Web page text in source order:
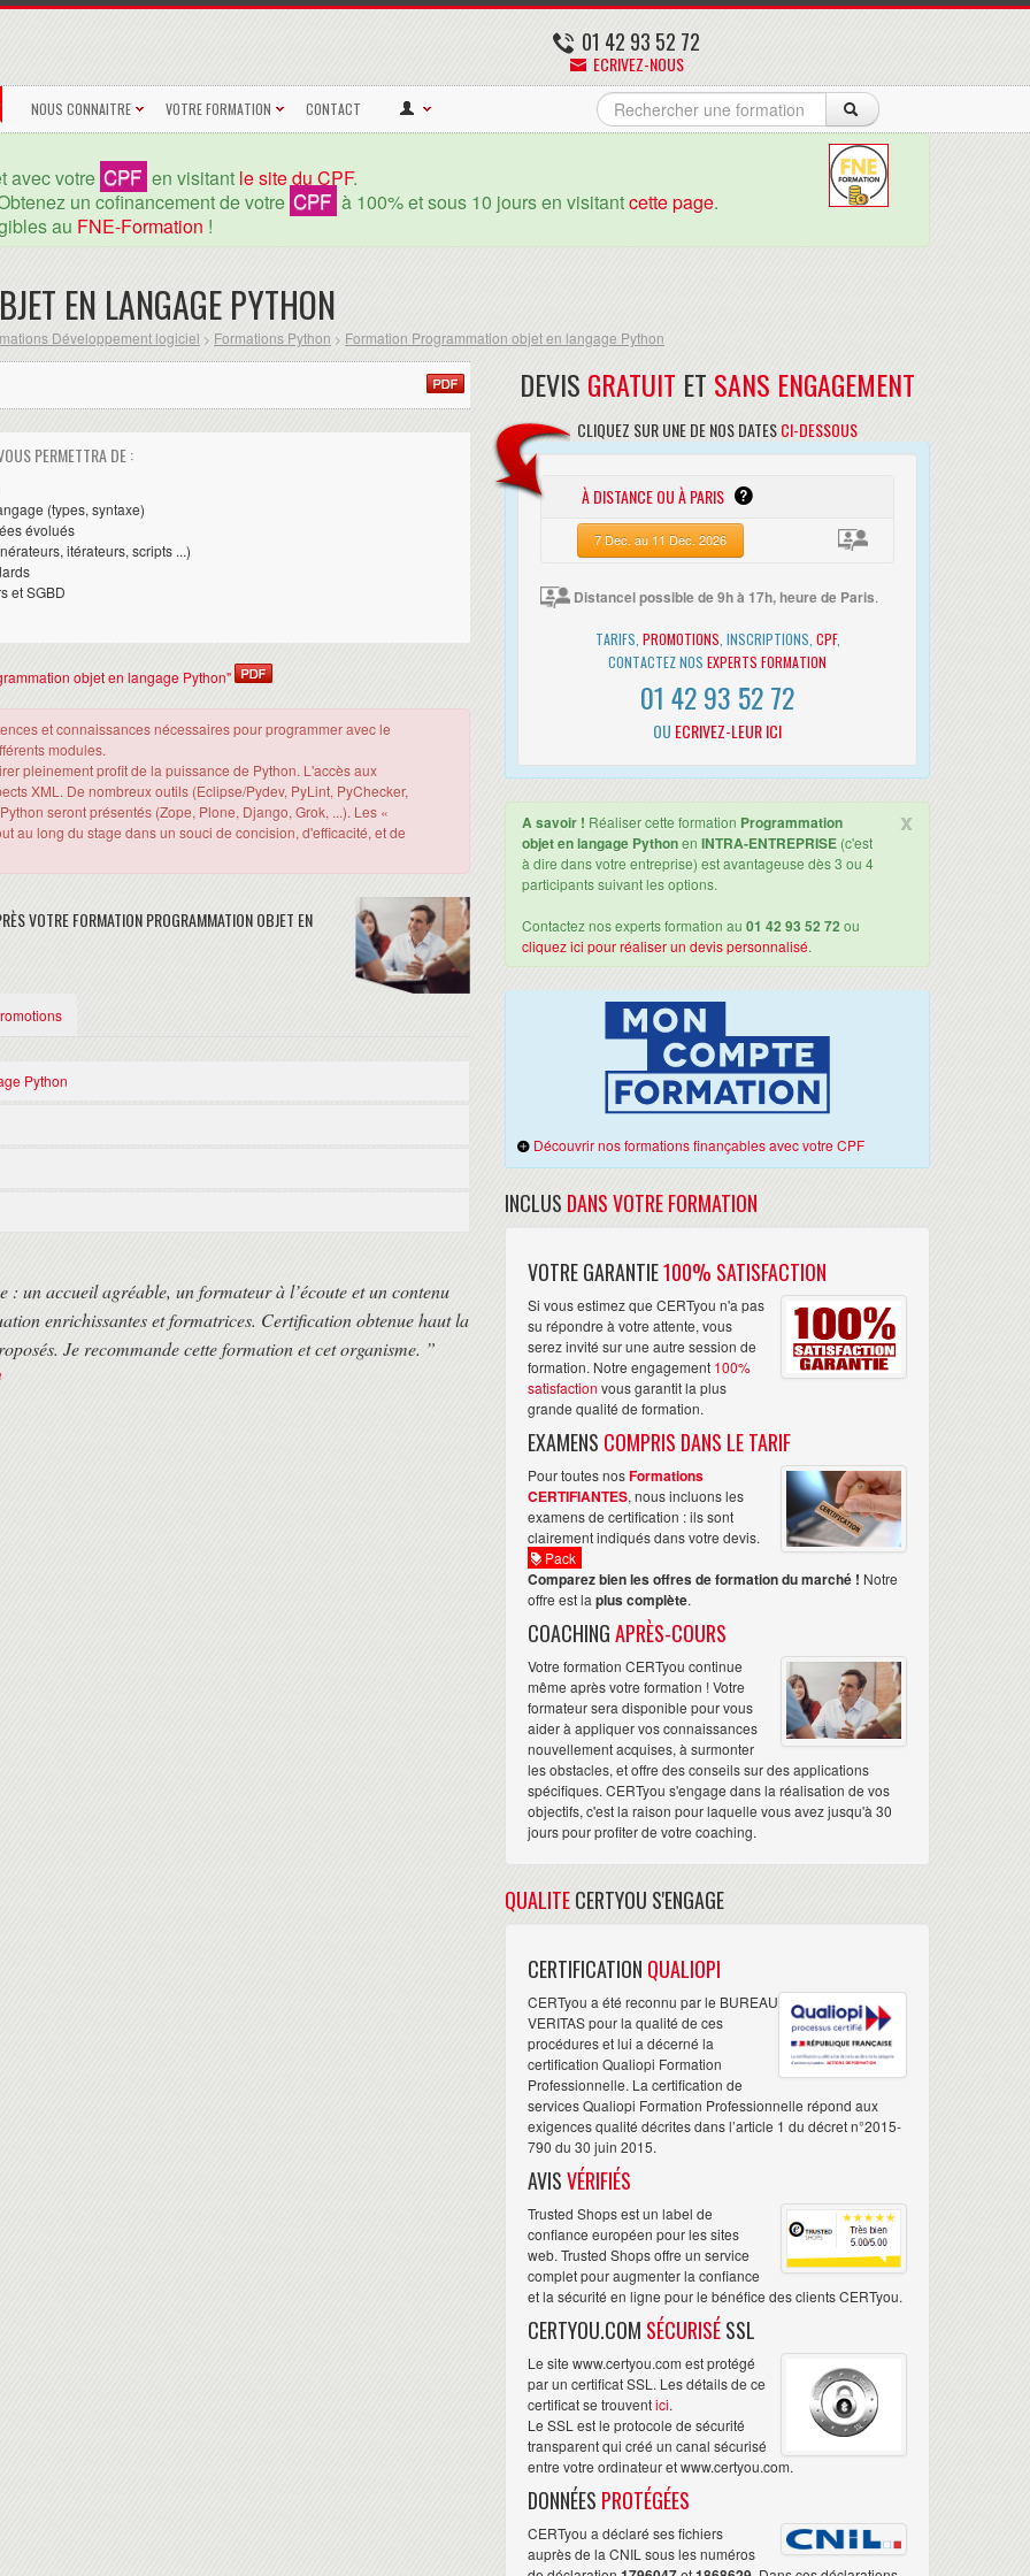
01 42 93 52 72
ECRIVEZ-NOUS
NOUS CONNAITRE VOTRE FORMATION CONTACT
avec votre CPF en visitant le site du CPF.
un cofinancement de votre CPF à 100% et sous 10 jours en visitantcette page.
au FNE-Formation !
EN LANGAGE PYTHON
Développement logiciel > Formations Python > Formation Programmation objet en langage Python
PERMETTRA DE :
(types, syntaxe)
évolués
itérateurs, scripts ...)
et SGBD
objet en langage Python"
et connaissances nécessaires pour programmer avec le
modules.
pleinement profit de la puissance de Python. L'accès aux
XML. De nombreux outils (Eclipse/Pydev, PyLint, PyChecker,
seront présentés (Zope, Plone, Django, Grok, ...). Les «
au long du stage dans un souci de concision, d'efficacité, et de
VOTRE FORMATION PROGRAMMATION OBJET EN
Python
…). La connaissance d'un langage objet est préférable.
bases de la programmation en Python.
: un accueil agréable, un formateur à l’écoute et un contenu
enrichissantes et formatrices. Certification obtenue haut la
Je recommande cette formation et cet organisme. ”
DEVIS GRATUIT ET SANS ENGAGEMENT
CLIQUEZ SUR UNE DE NOS DATESCI-DESSOUS
À DISTANCE OU À PARIS
7 Dec. au 11 Dec. 2026
Distancel possible de 9h à 17h, heure de Paris.
TARIFS, PROMOTIONS , INSCRIPTIONS, CPF,
CONTACTEZ NOS EXPERTS FORMATION
01 42 93 52 72
OU ECRIVEZ-LEUR ICI
x
A savoir ! Réaliser cette formation Programmation
objet en langage Pythonen INTRA-ENTREPRISE (c'est
à dire dans votre entreprise) est avantageuse dès 3 ou 4
participants suivant les options.
Contactez nos experts formation au 01 42 93 52 72 ou
cliquez ici pour réaliser un devis personnalisé.
Découvrir nos formations finançables avec votre CPF
INCLUS DANS VOTRE FORMATION
VOTRE GARANTIE100% SATISFACTION
Si vous estimez que CERTyou n'a pas
su répondre à votre attente, vous
serez invité sur une autre session de
formation. Notre engagement 100%
satisfaction vous garantit la plus
grande qualité de formation.
EXAMENS COMPRIS DANS LE TARIF
Pour toutes nosFormations
CERTIFIANTES, nous incluons les
examens de certification : ils sont
clairement indiqués dans votre devis.
Pack
Comparez bien les offres de formation du marché ! Notre
offre est la plus complète.
COACHINGAPRÈS-COURS
Votre formation CERTyou continue
même après votre formation ! Votre
formateur sera disponible pour vous
aider à appliquer vos connaissances
nouvellement acquises, à surmonter
les obstacles, et offre des conseils sur des applications
spécifiques. CERTyou s'engage dans la réalisation de vos
objectifs, c'est la raison pour laquelle vous avez jusqu'à 30
jours pour profiter de votre coaching.
QUALITECERTYOU S'ENGAGE
CERTIFICATION QUALIOPI
CERTyou a été reconnu par le BUREAU
VERITAS pour la qualité de ces
procédures et lui a décerné la
certification Qualiopi Formation
Professionnelle. La certification de
services Qualiopi Formation Professionnelle répond aux
exigences qualité décrites dans l’article 1 du décret n°2015-
790 du 30 juin 2015.
AVISVÉRIFIÉS
Trusted Shops est un label de
confiance européen pour les sites
web. Trusted Shops offre un service
complet pour augmenter la confiance
et la sécurité en ligne pour le bénéfice des clients CERTyou.
CERTYOU.COM SÉCURISÉSSL
Le site www.certyou.com est protégé
par un certificat SSL. Les détails de ce
certificat se trouventici.
Le SSL est le protocole de sécurité
transparent qui créé un canal sécurisé
entre votre ordinateur et www.certyou.com.
DONNÉES PROTÉGÉES
CERTyou a déclaré ses fichiers
auprès de la CNIL sous les numéros